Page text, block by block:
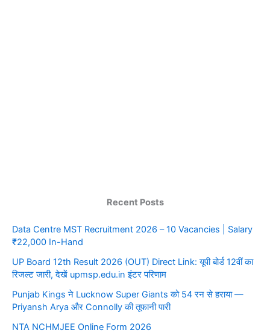
Recent Posts
Data Centre MST Recruitment 2026 – 10 Vacancies | Salary
₹22,000 In-Hand
UP Board 12th Result 2026 (OUT) Direct Link: यूपी बोर्ड 12वीं का
रिजल्ट जारी, देखें upmsp.edu.in इंटर परिणाम
Punjab Kings ने Lucknow Super Giants को 54 रन से हराया —
Priyansh Arya और Connolly की तूफानी पारी
NTA NCHMJEE Online Form 2026